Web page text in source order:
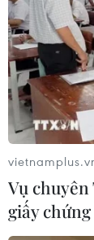
Trong dịp
đường sắt
nhu cầu đi
Vụ chuyên
giấy